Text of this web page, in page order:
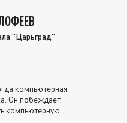
"Царьград"
компьютерная
Он побеждает
компьютерную